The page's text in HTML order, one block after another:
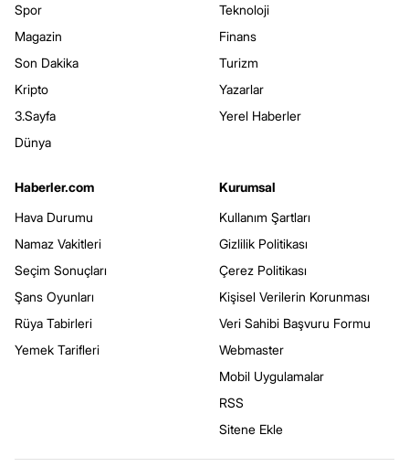
Spor
Magazin
Son Dakika
Kripto
3.Sayfa
Dünya
Teknoloji
Finans
Turizm
Yazarlar
Yerel Haberler
Haberler.com
Hava Durumu
Namaz Vakitleri
Seçim Sonuçları
Şans Oyunları
Rüya Tabirleri
Yemek Tarifleri
Kurumsal
Kullanım Şartları
Gizlilik Politikası
Çerez Politikası
Kişisel Verilerin Korunması
Veri Sahibi Başvuru Formu
Webmaster
Mobil Uygulamalar
RSS
Sitene Ekle